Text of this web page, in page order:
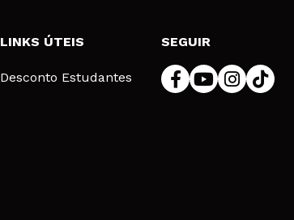
LINKS ÚTEIS
Desconto Estudantes
SEGUIR